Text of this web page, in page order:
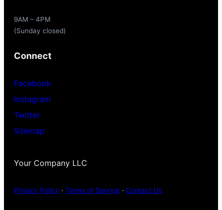
9AM – 4PM
(Sunday closed)
Connect
Facebook
Instagram
Twitter
Sitemap
Your Company LLC
Privacy Policy · Terms of Service · Contact Us